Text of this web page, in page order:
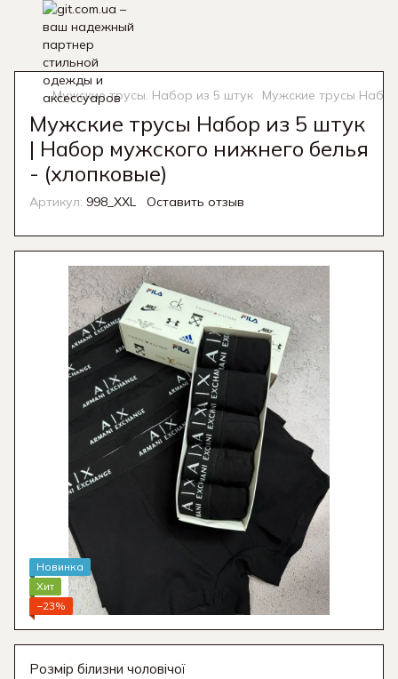
Мужские трусы. Набор из 5 штук Мужские трусы
Мужские трусы Набор из 5 штук
| Набор мужского нижнего белья
- (хлопковые)
Артикул: 998_XXL Оставить отзыв
Новинка
Хит
−23%
Розмір білизни чоловічої